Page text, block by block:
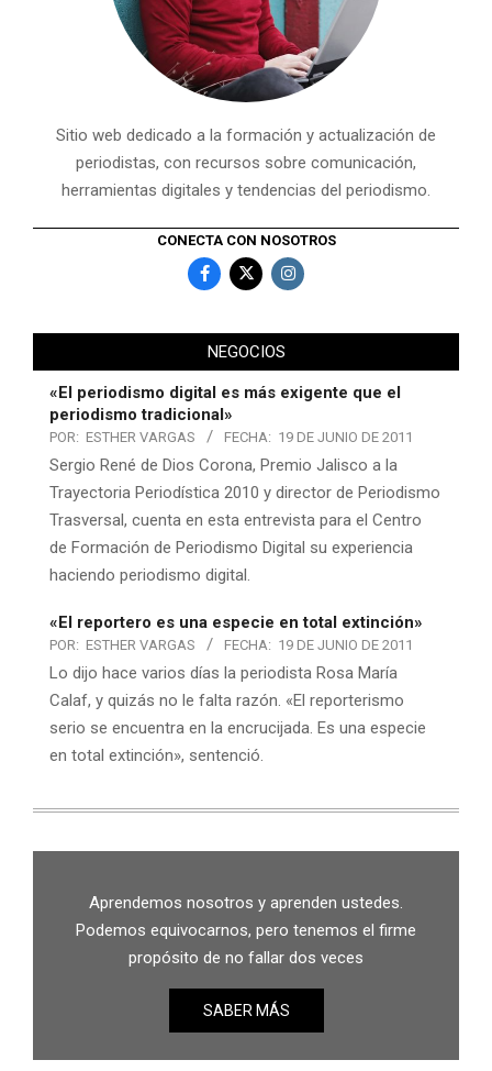
Sitio web dedicado a la formación y actualización de
periodistas, con recursos sobre comunicación,
herramientas digitales y tendencias del periodismo.
CONECTA CON NOSOTROS
NEGOCIOS
«El periodismo digital es más exigente que el
periodismo tradicional»
POR: ESTHER VARGAS FECHA: 19 DE JUNIO DE 2011
Sergio René de Dios Corona, Premio Jalisco a la
Trayectoria Periodística 2010 y director de Periodismo
Trasversal, cuenta en esta entrevista para el Centro
de Formación de Periodismo Digital su experiencia
haciendo periodismo digital.
«El reportero es una especie en total extinción»
POR: ESTHER VARGAS FECHA: 19 DE JUNIO DE 2011
Lo dijo hace varios días la periodista Rosa María
Calaf, y quizás no le falta razón. «El reporterismo
serio se encuentra en la encrucijada. Es una especie
en total extinción», sentenció.
Aprendemos nosotros y aprenden ustedes.
Podemos equivocarnos, pero tenemos el firme
propósito de no fallar dos veces
SABER MÁS